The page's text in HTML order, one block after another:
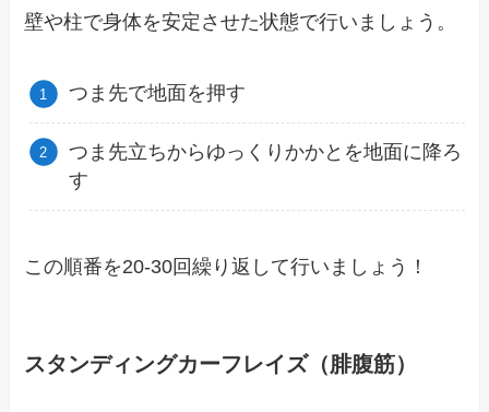
壁や柱で身体を安定させた状態で行いましょう。
つま先で地面を押す
つま先立ちからゆっくりかかとを地面に降ろ
す
この順番を20-30回繰り返して行いましょう！
スタンディングカーフレイズ（腓腹筋）